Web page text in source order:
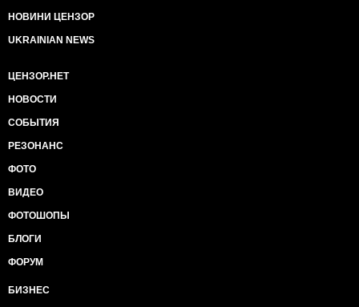
НОВИНИ ЦЕНЗОР
UKRAINIAN NEWS
ЦЕНЗОР.НЕТ
НОВОСТИ
СОБЫТИЯ
РЕЗОНАНС
ФОТО
ВИДЕО
ФОТОШОПЫ
БЛОГИ
ФОРУМ
БИЗНЕС